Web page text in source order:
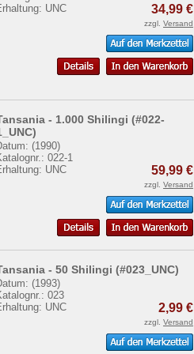
UNC
34,99 €
zzgl. Versand
- 1.000 Shilingi (#022-
(1990)
022-1
UNC
59,99 €
zzgl. Versand
- 50 Shilingi (#023_UNC)
(1993)
023
UNC
2,99 €
zzgl. Versand